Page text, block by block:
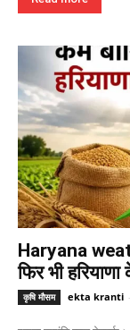
Haryana
फिर भी
कृषि मौसम ekta kranti -